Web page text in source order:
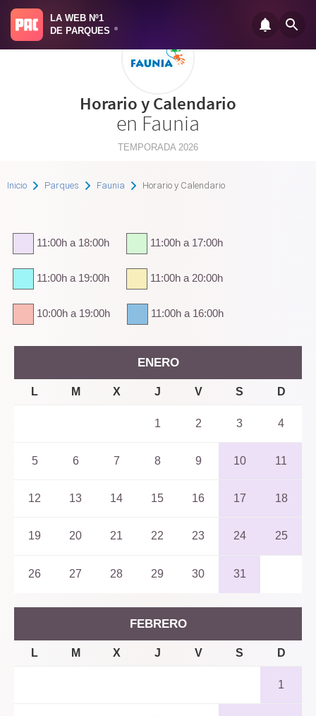
LA WEB Nº1
DE PARQUES
®
Horario y Calendario
en Faunia
TEMPORADA 2026
Inicio Parques Faunia Horario y Calendario
11:00h a 18:00h 11:00h a 17:00h
11:00h a 19:00h 11:00h a 20:00h
10:00h a 19:00h 11:00h a 16:00h
ENERO
L M X J V S D
1 2 3 4
5 6 7 8 9 10 11
12 13 14 15 16 17 18
19 20 21 22 23 24 25
26 27 28 29 30 31
FEBRERO
L M X J V S D
1